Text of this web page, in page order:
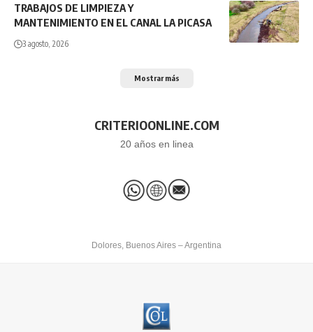
TRABAJOS DE LIMPIEZA Y
MANTENIMIENTO EN EL CANAL LA PICASA
3 agosto, 2026
Mostrar más
CRITERIOONLINE.COM
20 años en linea
Dolores, Buenos Aires – Argentina